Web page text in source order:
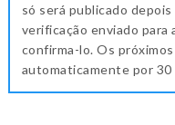
só será publicado
verificação enviado para
confirma-lo. Os
automaticamente por 30